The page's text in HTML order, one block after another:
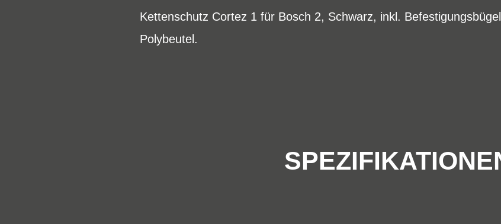
Kettenschutz Cortez 1 für Bosch 2, Schwarz, inkl.
Polybeutel.